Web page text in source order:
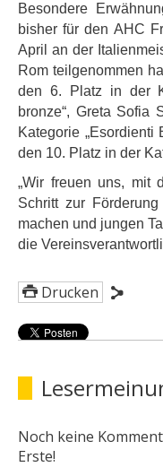
Besondere
bisher für den AHC
April an der
Rom teilgenommen
den 6. Platz in der
bronze“, Greta Sofia
Kategorie „Esordienti
den 10. Platz in der
„Wir freuen uns, mit
Schritt zur
machen und jungen
die
Drucken
Noch keine
Erste!